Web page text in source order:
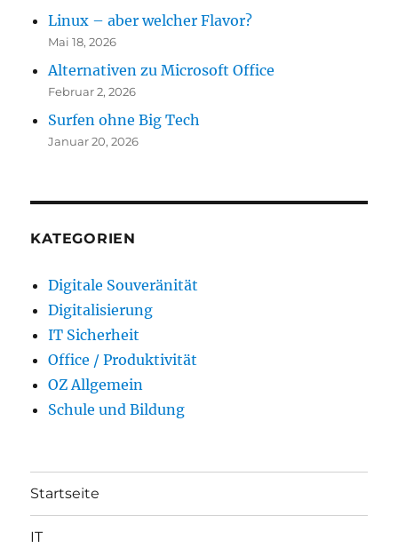
Linux – aber welcher Flavor?
Mai 18, 2026
Alternativen zu Microsoft Office
Februar 2, 2026
Surfen ohne Big Tech
Januar 20, 2026
KATEGORIEN
Digitale Souveränität
Digitalisierung
IT Sicherheit
Office / Produktivität
OZ Allgemein
Schule und Bildung
Startseite
IT